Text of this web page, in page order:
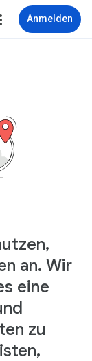
Anmelden
an. Wir
eine
zu